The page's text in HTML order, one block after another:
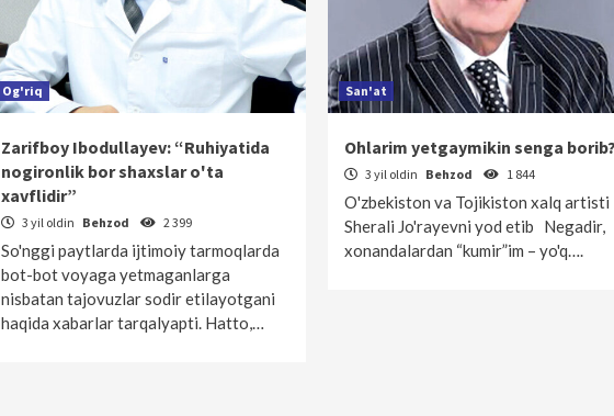
Og'riq
Zarifboy Ibodullayev: “Ruhiyatida
nogironlik bor shaxslar o'ta
xavflidir”
3 yil oldin Behzod 2 399
So'nggi paytlarda ijtimoiy tarmoqlarda
bot-bot voyaga yetmaganlarga
nisbatan tajovuzlar sodir etilayotgani
haqida xabarlar tarqalyapti. Hatto,…
San'at
Ohlarim yetgaymikin senga
3 yil oldin Behzod 1 844
O'zbekiston va Tojikiston xalq artisti
Sherali Jo'rayevni yod etib Negadir,
xonandalardan “kumir”im – yo'q….